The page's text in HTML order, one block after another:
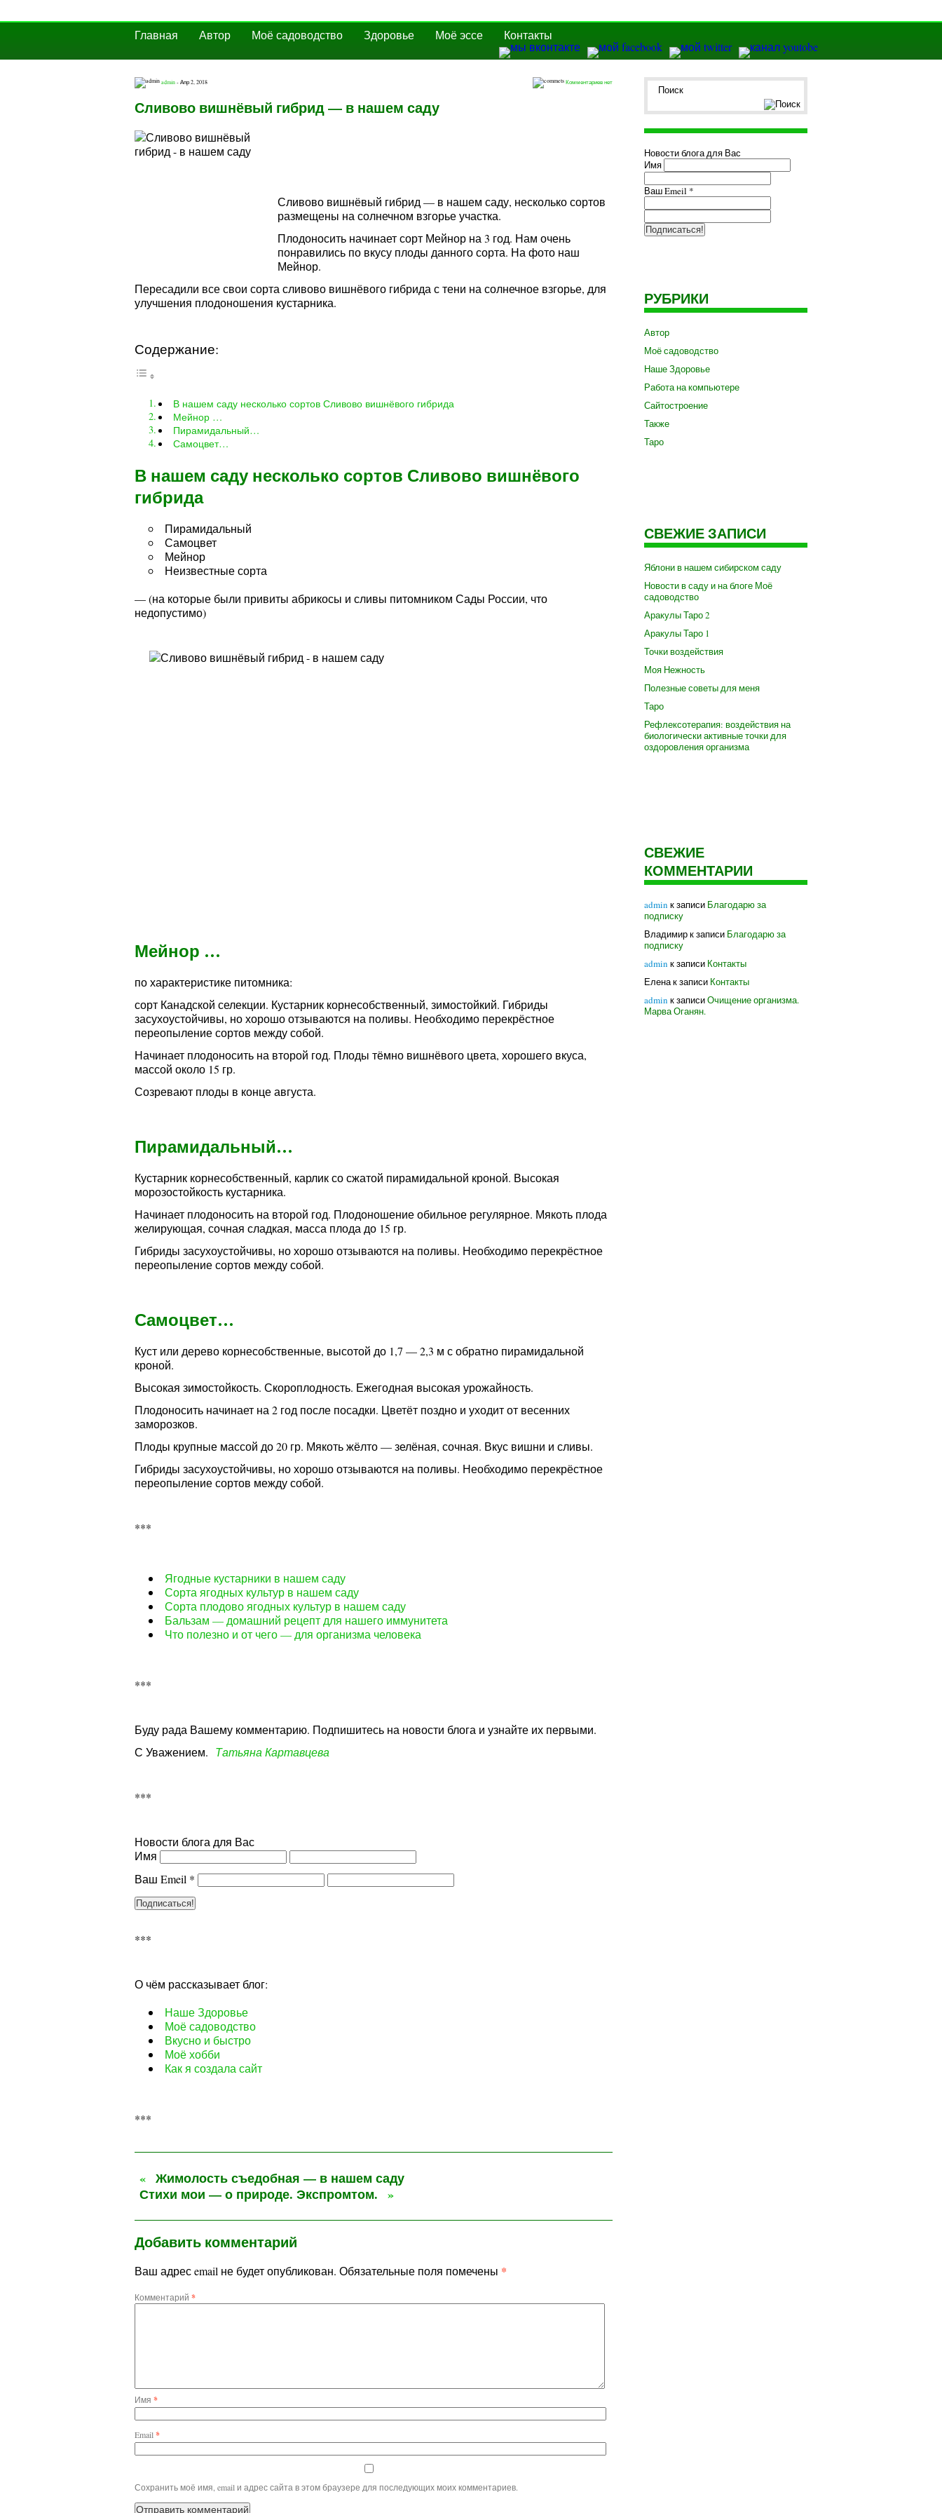
Главная Автор Моё садоводство Здоровье Моё эссе Контакты
admin - Апр 2, 2018 Комментариев нет
Сливово вишнёвый гибрид — в нашем саду
Сливово вишнёвый гибрид — в нашем саду, несколько сортов
размещены на солнечном взгорье участка.
Плодоносить начинает сорт Мейнор на 3 год. Нам очень
понравились по вкусу плоды данного сорта. На фото наш
Мейнор.
Пересадили все свои сорта сливово вишнёвого гибрида с тени на солнечное взгорье, для
улучшения плодоношения кустарника.
Содержание:
В нашем саду несколько сортов Сливово вишнёвого гибрида
Мейнор …
Пирамидальный…
Самоцвет…
В нашем саду несколько сортов Сливово вишнёвого
гибрида
Пирамидальный
Самоцвет
Мейнор
Неизвестные сорта
— (на которые были привиты абрикосы и сливы питомником Сады России, что
недопустимо)
Мейнор …
по характеристике питомника:
сорт Канадской селекции. Кустарник корнесобственный, зимостойкий. Гибриды
засухоустойчивы, но хорошо отзываются на поливы. Необходимо перекрёстное
переопыление сортов между собой.
Начинает плодоносить на второй год. Плоды тёмно вишнёвого цвета, хорошего вкуса,
массой около 15 гр.
Созревают плоды в конце августа.
Пирамидальный…
Кустарник корнесобственный, карлик со сжатой пирамидальной кроной. Высокая
морозостойкость кустарника.
Начинает плодоносить на второй год. Плодоношение обильное регулярное. Мякоть плода
желирующая, сочная сладкая, масса плода до 15 гр.
Гибриды засухоустойчивы, но хорошо отзываются на поливы. Необходимо перекрёстное
переопыление сортов между собой.
Самоцвет…
Куст или дерево корнесобственные, высотой до 1,7 — 2,3 м с обратно пирамидальной
кроной.
Высокая зимостойкость. Скороплодность. Ежегодная высокая урожайность.
Плодоносить начинает на 2 год после посадки. Цветёт поздно и уходит от весенних
заморозков.
Плоды крупные массой до 20 гр. Мякоть жёлто — зелёная, сочная. Вкус вишни и сливы.
Гибриды засухоустойчивы, но хорошо отзываются на поливы. Необходимо перекрёстное
переопыление сортов между собой.
***
Ягодные кустарники в нашем саду
Сорта ягодных культур в нашем саду
Сорта плодово ягодных культур в нашем саду
Бальзам — домашний рецепт для нашего иммунитета
Что полезно и от чего — для организма человека
***
Буду рада Вашему комментарию. Подпишитесь на новости блога и узнайте их первыми.
С Уважением. Татьяна Картавцева
***
Новости блога для Вас
Имя
Ваш Emeil *
***
О чём рассказывает блог:
Наше Здоровье
Моё садоводство
Вкусно и быстро
Моё хобби
Как я создала сайт
***
« Жимолость съедобная — в нашем саду
Стихи мои — о природе. Экспромтом. »
Добавить комментарий
Ваш адрес email не будет опубликован. Обязательные поля помечены *
Комментарий *
Имя *
Email *
Сохранить моё имя, email и адрес сайта в этом браузере для последующих моих комментариев.
Новости блога для Вас
Имя
Ваш Emeil *
РУБРИКИ
Автор
Моё садоводство
Наше Здоровье
Работа на компьютере
Сайтостроение
Также
Таро
СВЕЖИЕ ЗАПИСИ
Яблони в нашем сибирском саду
Новости в саду и на блоге Моё
садоводство
Аракулы Таро 2
Аракулы Таро 1
Точки воздействия
Моя Нежность
Полезные советы для меня
Таро
Рефлексотерапия: воздействия на
биологически активные точки для
оздоровления организма
СВЕЖИЕ
КОММЕНТАРИИ
admin к записи Благодарю за
подписку
Владимирк записи Благодарю за
подписку
admin к записи Контакты
Еленак записи Контакты
admin к записиОчищение организма.
Марва Оганян.